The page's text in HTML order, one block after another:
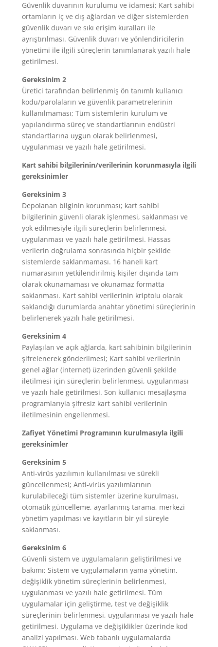
Güvenlik duvarının kurulumu ve idamesi; Kart sahibi
ortamların iç ve dış ağlardan ve diğer sistemlerden
güvenlik duvarı ve sıkı erişim kuralları ile
ayrıştırılması. Güvenlik duvarı ve yönlendiricilerin
yönetimi ile ilgili süreçlerin tanımlanarak yazılı hale
getirilmesi.
Gereksinim 2
Üretici tarafından belirlenmiş ön tanımlı kullanıcı
kodu/parolaların ve güvenlik parametrelerinin
kullanılmaması; Tüm sistemlerin kurulum ve
yapılandırma süreç ve standartlarının endüstri
standartlarına uygun olarak belirlenmesi,
uygulanması ve yazılı hale getirilmesi.
Kart sahibi bilgilerinin/verilerinin korunmasıyla ilgili
gereksinimler
Gereksinim 3
Depolanan bilginin korunması; kart sahibi
bilgilerinin güvenli olarak işlenmesi, saklanması ve
yok edilmesiyle ilgili süreçlerin belirlenmesi,
uygulanması ve yazılı hale getirilmesi. Hassas
verilerin doğrulama sonrasında hiçbir şekilde
sistemlerde saklanmaması. 16 haneli kart
numarasının yetkilendirilmiş kişiler dışında tam
olarak okunamaması ve okunamaz formatta
saklanması. Kart sahibi verilerinin kriptolu olarak
saklandığı durumlarda anahtar yönetimi süreçlerinin
belirlenerek yazılı hale getirilmesi.
Gereksinim 4
Paylaşılan ve açık ağlarda, kart sahibinin bilgilerinin
şifrelenerek gönderilmesi; Kart sahibi verilerinin
genel ağlar (internet) üzerinden güvenli şekilde
iletilmesi için süreçlerin belirlenmesi, uygulanması
ve yazılı hale getirilmesi. Son kullanıcı mesajlaşma
programlarıyla şifresiz kart sahibi verilerinin
iletilmesinin engellenmesi.
Zafiyet Yönetimi Programının kurulmasıyla ilgili
gereksinimler
Gereksinim 5
Anti-virüs yazılımın kullanılması ve sürekli
güncellenmesi; Anti-virüs yazılımlarının
kurulabileceği tüm sistemler üzerine kurulması,
otomatik güncelleme, ayarlanmış tarama, merkezi
yönetim yapılması ve kayıtların bir yıl süreyle
saklanması.
Gereksinim 6
Güvenli sistem ve uygulamaların geliştirilmesi ve
bakımı; Sistem ve uygulamaların yama yönetim,
değişiklik yönetim süreçlerinin belirlenmesi,
uygulanması ve yazılı hale getirilmesi. Tüm
uygulamalar için geliştirme, test ve değişiklik
süreçlerinin belirlenmesi, uygulanması ve yazılı hale
getirilmesi. Uygulama ve değişiklikler üzerinde kod
analizi yapılması. Web tabanlı uygulamalarda